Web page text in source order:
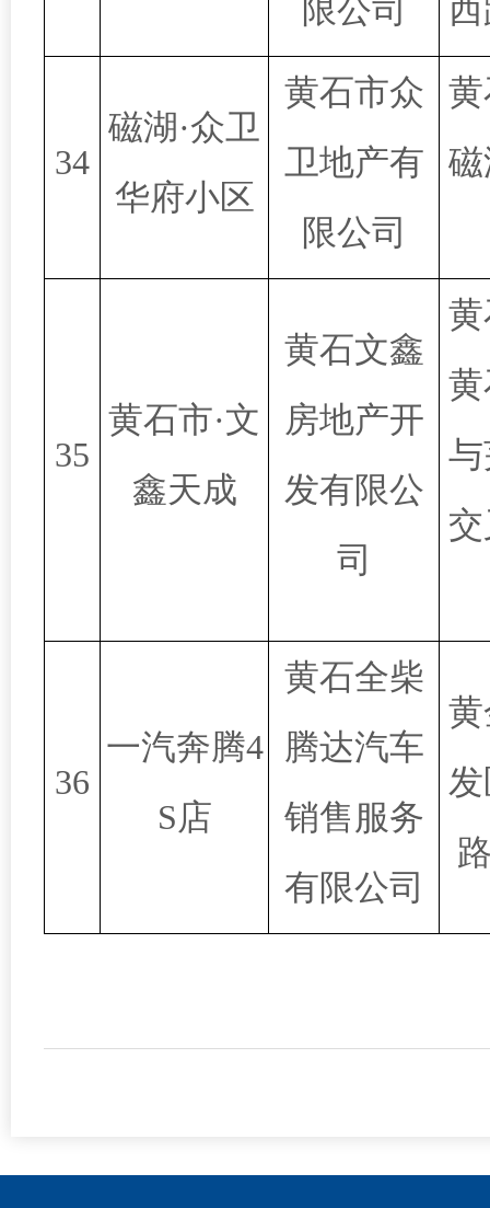
限公司
34
磁湖·众卫
华府小区
黄石市众
卫地产有
限公司
磁
35
黄石市·文
鑫天成
黄石文鑫
房地产开
发有限公
司
36
一汽奔腾4
S店
黄石全柴
腾达汽车
销售服务
有限公司